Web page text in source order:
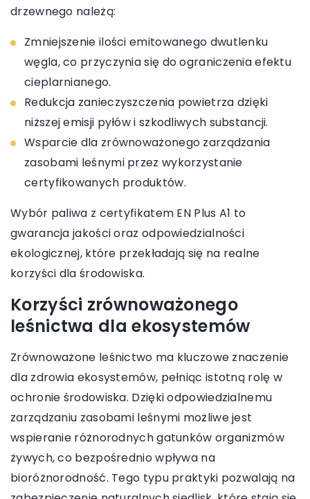
drzewnego należą:
Zmniejszenie ilości emitowanego dwutlenku
węgla, co przyczynia się do ograniczenia efektu
cieplarnianego.
Redukcja zanieczyszczenia powietrza dzięki
niższej emisji pyłów i szkodliwych substancji.
Wsparcie dla zrównoważonego zarządzania
zasobami leśnymi przez wykorzystanie
certyfikowanych produktów.
Wybór paliwa z certyfikatem EN Plus A1 to
gwarancja jakości oraz odpowiedzialności
ekologicznej, które przekładają się na realne
korzyści dla środowiska.
Korzyści zrównoważonego
leśnictwa dla ekosystemów
Zrównoważone leśnictwo ma kluczowe znaczenie
dla zdrowia ekosystemów, pełniąc istotną rolę w
ochronie środowiska. Dzięki odpowiedzialnemu
zarządzaniu zasobami leśnymi możliwe jest
wspieranie różnorodnych gatunków organizmów
żywych, co bezpośrednio wpływa na
bioróżnorodność. Tego typu praktyki pozwalają na